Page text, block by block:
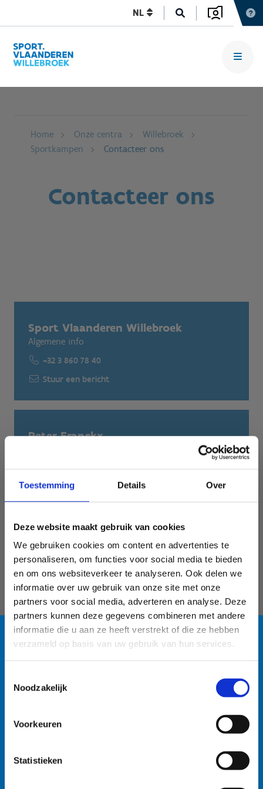
Toestemming Details Over
Deze website maakt gebruik van cookies
We gebruiken cookies om content en advertenties te
personaliseren, om functies voor social media te bieden
en om ons websiteverkeer te analyseren. Ook delen we
informatie over uw gebruik van onze site met onze
partners voor social media, adverteren en analyse. Deze
partners kunnen deze gegevens combineren met andere
informatie die u aan ze heeft verstrekt of die ze hebben
verzameld op basis van uw gebruik van hun services.
Noodzakelijk
Voorkeuren
Statistieken
NL
watersportbaan
🚫 Helaas is er blauwalg vastgesteld in onze
watersportbaan. Dit betekent dat er vanaf nu een
recreatieverbod geldt. 🛶 Roeien, kajakken en zeilen
wordt afgeraden, maar kunnen mits volgende
Home Onze centra
Willebroek
Sportkampen
Contacteer ons
Contacteer ons
Sport Vlaanderen Willebroek
Algemene info
+32 3 860 78 40
Stuur een bericht
Peter Franckx
+32 3 860 78 45
Stuur een bericht
Sylvia Le Maire
Dossierbeheer sportkampen
+32 3 860 78 49
Stuur een bericht
#sportersbelevenmeer